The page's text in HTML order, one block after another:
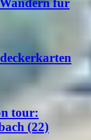
tour:
(22)